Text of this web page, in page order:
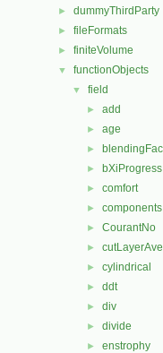
► dummyThirdParty
► fileFormats
► finiteVolume
▼ functionObjects
▼ field
► add
► age
►
► bXiProgress
► comfort
► components
► CourantNo
►
► cylindrical
► ddt
► div
► divide
► enstrophy